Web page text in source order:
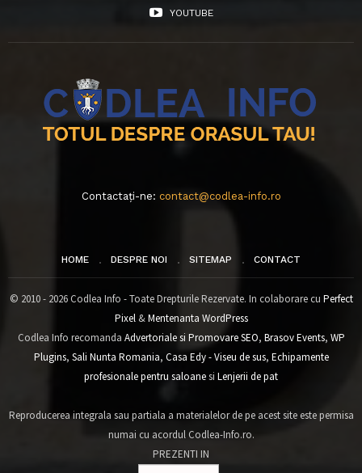
YOUTUBE
Contactați-ne: contact@codlea-info.ro
HOME DESPRE NOI SITEMAP CONTACT
© 2010 - 2026 Codlea Info - Toate Drepturile Rezervate. In colaborare cu Perfect
Pixel&Mentenanta WordPress
Codlea Info recomanda Advertoriale si Promovare SEO, Brasov Events, WP
Plugins, Sali Nunta Romania, Casa Edy - Viseu de sus, Echipamente
profesionale pentru saloanesi Lenjerii de pat
Reproducerea integrala sau partiala a materialelor de pe acest site este permisa
numai cu acordul Codlea-Info.ro.
PREZENTI IN